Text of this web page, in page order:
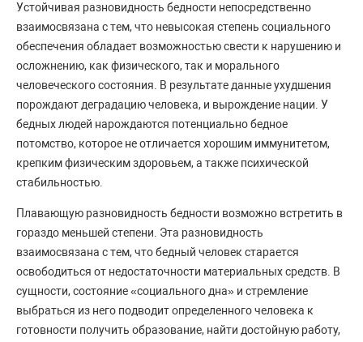
Устойчивая разновидность бедности непосредственно
взаимосвязана с тем, что невысокая степень социального
обеспечения обладает возможностью свести к нарушению и
осложнению, как физического, так и морального
человеческого состояния. В результате данные ухудшения
порождают деградацию человека, и вырождение нации. У
бедных людей нарождаются потенциально бедное
потомство, которое не отличается хорошим иммунитетом,
крепким физическим здоровьем, а также психической
стабильностью.
Плавающую разновидность бедности возможно встретить в
гораздо меньшей степени. Эта разновидность
взаимосвязана с тем, что бедный человек старается
освободиться от недостаточности материальных средств. В
сущности, состояние «социального дна» и стремление
выбраться из него подводит определенного человека к
готовности получить образование, найти достойную работу,